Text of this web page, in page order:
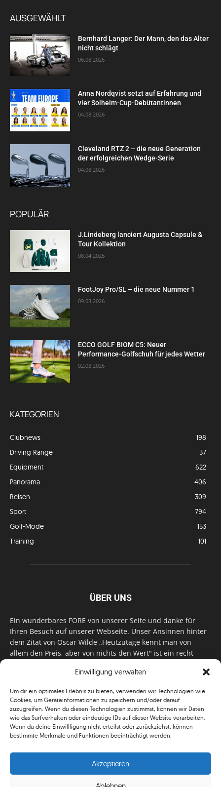
Einwilligung verwalten
Um dir ein optimales Erlebnis zu bieten, verwenden wir Technologien wie
Cookies, um Geräteinformationen zu speichern und/oder darauf
zuzugreifen. Wenn du diesen Technologien zustimmst, können wir Daten
wie das Surfverhalten oder eindeutige IDs auf dieser Website verarbeiten.
Wenn du deine Einwillligung nicht erteilst oder zurückziehst, können
bestimmte Merkmale und Funktionen beeinträchtigt werden.
Akzeptieren
AUSGEWÄHLT
Bernhard Langer: Der Mann, den das Alter
nicht schlägt
06.08.2026
Anna Nordqvist setzt auf Erfahrung und
vier Solheim-Cup-Debütantinnen
04.08.2026
Cleveland RTZ 2 – die neue Generation
der erfolgreichen Wedge-Serie
04.08.2026
POPULÄR
J.Lindeberg lanciert Augusta Capsule &
Tour Kollektion
08.04.2026
FootJoy Pro/SL – die neue Nummer 1
09.03.2026
ECCO GOLF BIOM C5: Neuer
Performance-Golfschuh für jedes Wetter
02.03.2026
KATEGORIEN
Clubnews
198
Driving Range
37
Equipment
622
Panorama
406
Reisen
309
Sport
794
Golf-Mode
153
Training
101
ÜBER UNS
Ein wunderbares FORE von unserer Seite und danke für
Ihren Besuch auf unserer Webseite. Unser Ansinnen hinter
dem Zitat von Oscar Wilde „Heutzutage kennt man von
allem den Preis, aber von nichts den Wert" ist ein recht
für Monat unser Bestes, um Sie mit außergewöhnlichen
zu versorgen. Im Magazin, auf unserer Website & auf
unseren Social Media Plattformen! Das verdient im
klassischen Wortsinn nicht nur Anerkennung!